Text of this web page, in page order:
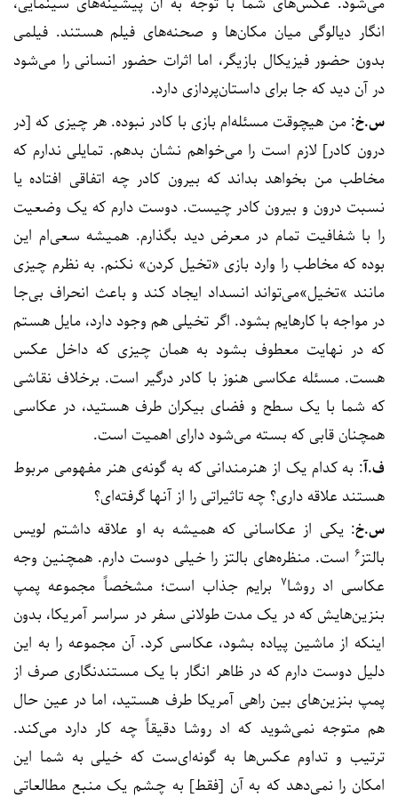
انگار دیالوگی میان مکان‌ها و صحنه‌های فیلم هستند. فیلمی
بدون حضور فیزیکال بازیگر، اما اثرات حضور انسانی را می‌شود
در آن دید که جا برای داستان‌پردازی دارد.
س.خ: من هیچوقت مسئله‌ام بازی با کادر نبوده. هر چیزی که [در
درون کادر] لازم است را می‌خواهم نشان بدهم. تمایلی ندارم که
مخاطب من بخواهد بداند که بیرون کادر چه اتفاقی افتاده یا
نسبت درون و بیرون کادر چیست. دوست دارم که یک وضعیت
را با شفافیت تمام در معرض دید بگذارم. همیشه سعی‌ام این
بوده که مخاطب را وارد بازی «تخیل کردن» نکنم. به نظرم چیزی
مانند »تخیل»می‌تواند انسداد ایجاد کند و باعث انحراف بی‌جا
در مواجه با کارهایم بشود. اگر تخیلی هم وجود دارد، مایل هستم
که در نهایت معطوف بشود به همان چیزی که داخل عکس
هست. مسئله عکاسی هنوز با کادر درگیر است. برخلاف نقاشی
که شما با یک سطح و فضای بیکران طرف هستید، در عکاسی
همچنان قابی که بسته می‌شود دارای اهمیت است.
ف.آ: به کدام یک از هنرمندانی که به گونه‌ی هنر مفهومی مربوط
هستند علاقه داری؟ چه تاثیراتی را از آنها گرفته‌ای؟
س.خ: یکی از عکاسانی که همیشه به او علاقه داشتم لویس
بالتز۶ است. منظره‌های بالتز را خیلی دوست دارم. همچنین وجه
عکاسی اد روشا۷ برایم جذاب است؛ مشخصاً مجموعه پمپ
بنزین‌هایش که در یک مدت طولانی سفر در سراسر آمریکا، بدون
اینکه از ماشین پیاده بشود، عکاسی کرد. آن مجموعه را به این
دلیل دوست دارم که در ظاهر انگار با یک مستندنگاری صرف از
پمپ بنزین‌های بین‌ راهی آمریکا طرف هستید، اما در عین حال
هم متوجه نمی‌شوید که اد روشا دقیقاً چه کار دارد می‌کند.
ترتیب و تداوم عکس‌ها به گونه‌ای‌ست که خیلی به شما این
امکان را نمی‌دهد که به آن [فقط] به چشم یک منبع مطالعاتی